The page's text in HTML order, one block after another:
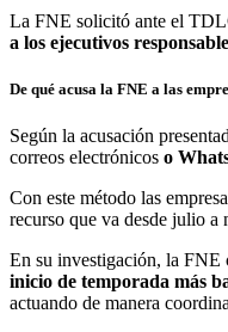
La FNE solicitó ante el
a los ejecutivos
De qué acusa la FNE a las
Según la acusación
correos electrónicos o
Con este método las
recurso que va desde julio a
En su investigación, la FNE
inicio de temporada más
actuando de manera